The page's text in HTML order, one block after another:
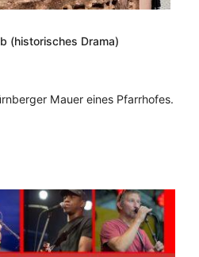
(historisches Drama)
Mauer eines Pfarrhofes.